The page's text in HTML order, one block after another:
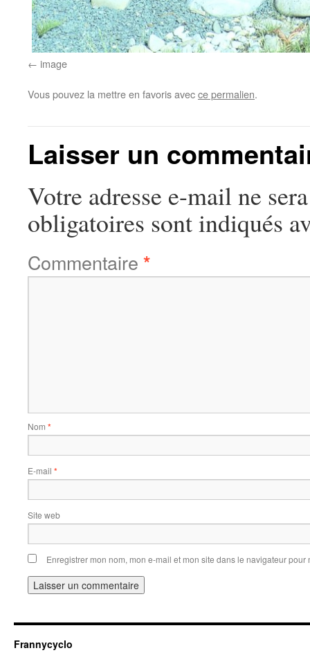
image
Vous pouvez la mettre en favoris avecce permalien.
Laisser un
Votre adresse e-mail ne
obligatoires sont indiqués
Commentaire *
Nom *
E-mail *
Site web
Enregistrer mon nom, mon e-mail et mon site dans le navigateur
Frannycyclo